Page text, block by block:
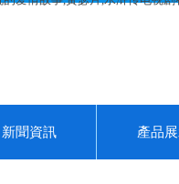
新聞資訊 產品